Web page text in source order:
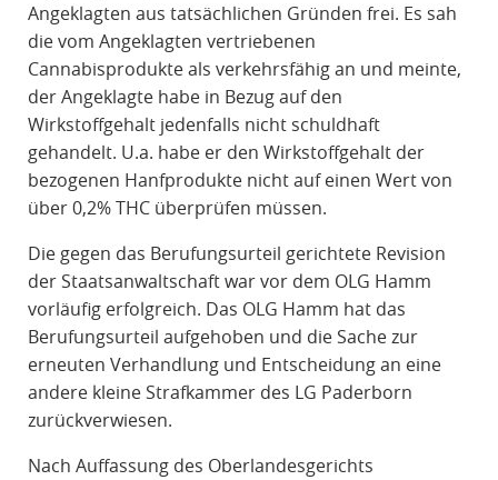
Angeklagten aus tatsächlichen Gründen frei. Es sah
die vom Angeklagten vertriebenen
Cannabisprodukte als verkehrsfähig an und meinte,
der Angeklagte habe in Bezug auf den
Wirkstoffgehalt jedenfalls nicht schuldhaft
gehandelt. U.a. habe er den Wirkstoffgehalt der
bezogenen Hanfprodukte nicht auf einen Wert von
über 0,2% THC überprüfen müssen.
Die gegen das Berufungsurteil gerichtete Revision
der Staatsanwaltschaft war vor dem OLG Hamm
vorläufig erfolgreich. Das OLG Hamm hat das
Berufungsurteil aufgehoben und die Sache zur
erneuten Verhandlung und Entscheidung an eine
andere kleine Strafkammer des LG Paderborn
zurückverwiesen.
Nach Auffassung des Oberlandesgerichts